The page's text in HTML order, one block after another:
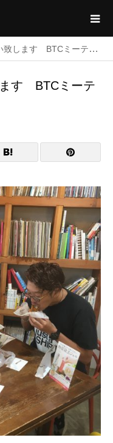
ます BTCミーティング！
ます BTCミーテ